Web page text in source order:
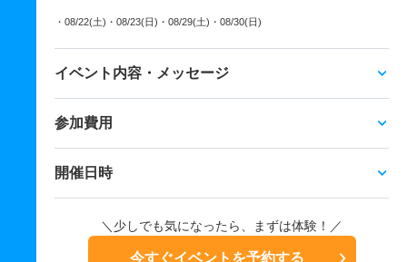
・08/22(土) ・08/23(日) ・08/29(土) ・08/30(日)
イベント内容・メッセージ
参加費用
開催日時
＼少しでも気になったら、まずは体験！／
今すぐイベントを予約する